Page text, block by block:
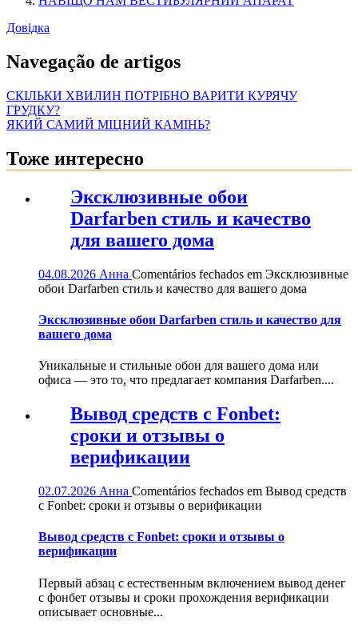
Довідка
Navegação de artigos
СКІЛЬКИ ХВИЛИН ПОТРІБНО ВАРИТИ КУРЯЧУ
ГРУДКУ?
ЯКИЙ САМИЙ МІЦНИЙ КАМІНЬ?
Тоже интересно
Эксклюзивные обои
Darfarben стиль и качество
для вашего дома
04.08.2026 Анна Comentários fechados em Эксклюзивные
обои Darfarben стиль и качество для вашего дома
Эксклюзивные обои Darfarben стиль и качество для
вашего дома
Уникальные и стильные обои для вашего дома или
офиса — это то, что предлагает компания Darfarben....
Вывод средств с Fonbet:
сроки и отзывы о
верификации
02.07.2026 Анна Comentários fechados em Вывод средств
с Fonbet: сроки и отзывы о верификации
Вывод средств с Fonbet: сроки и отзывы о
верификации
Первый абзац с естественным включением вывод денег
с фонбет отзывы и сроки прохождения верификации
описывает основные...